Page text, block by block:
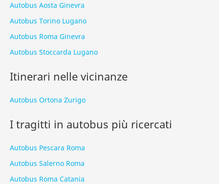
Autobus Aosta Ginevra
Autobus Torino Lugano
Autobus Roma Ginevra
Autobus Stoccarda Lugano
Itinerari nelle vicinanze
Autobus Ortona Zurigo
I tragitti in autobus più ricercati
Autobus Pescara Roma
Autobus Salerno Roma
Autobus Roma Catania